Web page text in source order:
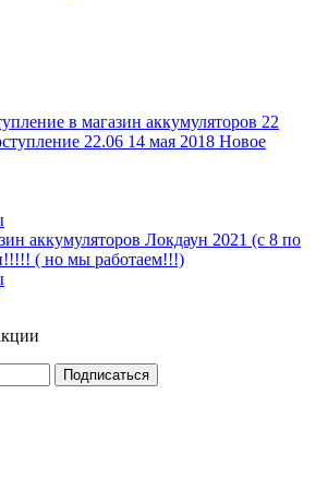
в магазин аккумуляторов 22
22.06 14 мая 2018 Новое
аккумуляторов Локдаун 2021 (с 8 по
( но мы работаем!!!)
Подписаться